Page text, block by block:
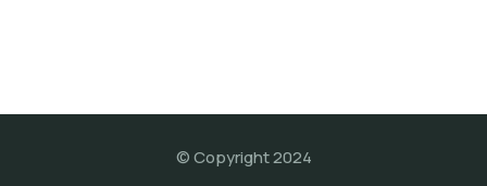
© Copyright 2024